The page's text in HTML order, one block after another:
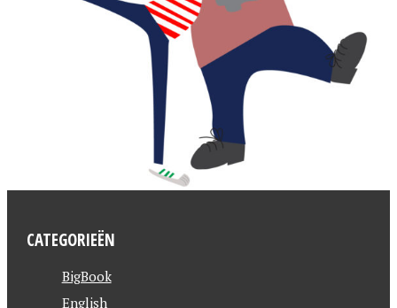
CATEGORIEËN
BigBook
English